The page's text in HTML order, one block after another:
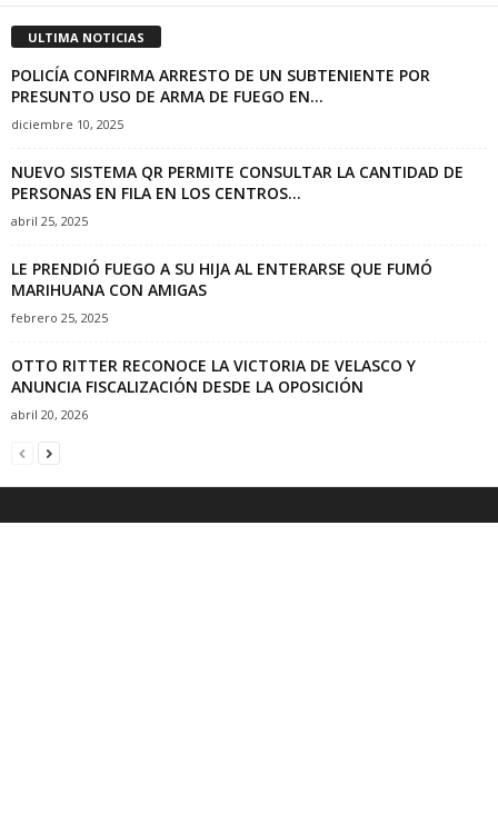
ULTIMA NOTICIAS
POLICÍA CONFIRMA ARRESTO DE UN SUBTENIENTE POR
PRESUNTO USO DE ARMA DE FUEGO EN...
diciembre 10, 2025
NUEVO SISTEMA QR PERMITE CONSULTAR LA CANTIDAD DE
PERSONAS EN FILA EN LOS CENTROS...
abril 25, 2025
LE PRENDIÓ FUEGO A SU HIJA AL ENTERARSE QUE FUMÓ
MARIHUANA CON AMIGAS
febrero 25, 2025
OTTO RITTER RECONOCE LA VICTORIA DE VELASCO Y
ANUNCIA FISCALIZACIÓN DESDE LA OPOSICIÓN
abril 20, 2026